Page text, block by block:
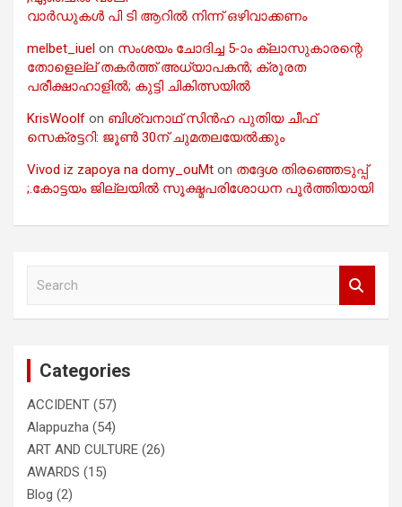
വാർഡുകൾ പി ടി ആറിൽ നിന്ന് ഒഴിവാക്കണം
melbet_iuel on സംശയം ചോദിച്ച 5-ാം ക്ലാസുകാരന്റെ
തോളെല്ല് തകർത്ത് അധ്യാപകൻ; ക്രൂരത
പരീക്ഷാഹാളിൽ; കുട്ടി ചികിത്സയിൽ
KrisWoolf on ബിശ്വനാഥ് സിൻഹ പുതിയ ചീഫ്
സെക്രട്ടറി: ജൂൺ 30ന് ചുമതലയേൽക്കും
Vivod iz zapoya na domy_ouMt on തദ്ദേശ തിരഞ്ഞെടുപ്പ്
;.കോട്ടയം ജില്ലയിൽ സൂക്ഷ്മപരിശോധന പൂർത്തിയായി
Categories
ACCIDENT (57)
Alappuzha (54)
ART AND CULTURE (26)
AWARDS (15)
Blog (2)